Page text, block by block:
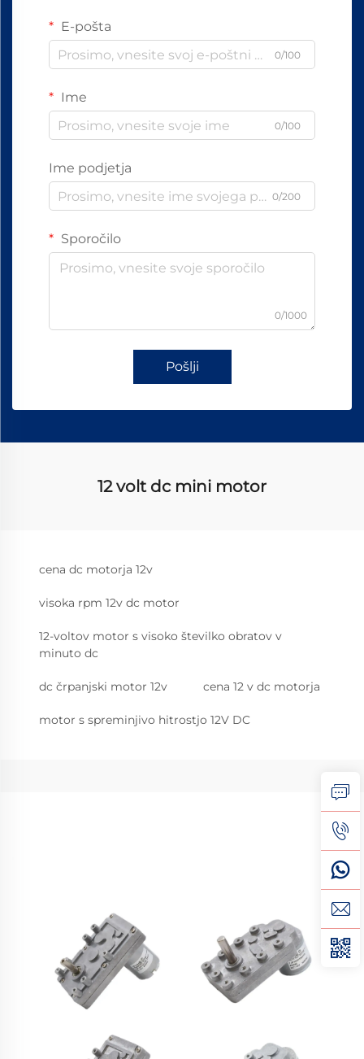
E-pošta
0/100
Ime
0/100
Ime podjetja
0/200
Sporočilo
0/1000
Pošlji
12 volt dc mini motor
cena dc motorja 12v
visoka rpm 12v dc motor
12-voltov motor s visoko številko obratov v
minuto dc
dc črpanjski motor 12v cena 12 v dc motorja
motor s spreminjivo hitrostjo 12V DC